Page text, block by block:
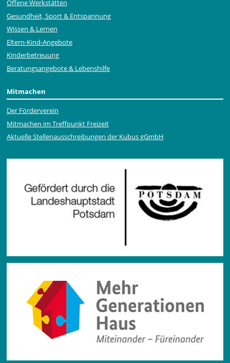
Offene Werkstätten
Gesundheit, Sport & Entspannung
Wissen & Lernen
Eltern-Kind-Angebote
Kinderbetreuung
Beratungsangebote & Lebenshilfe
Mitmachen
Der Förderverein
Mitmachen im Treffpunkt Freizeit
Aktuelle Stellen­ausschrei­bungen der Kubus gGmbH